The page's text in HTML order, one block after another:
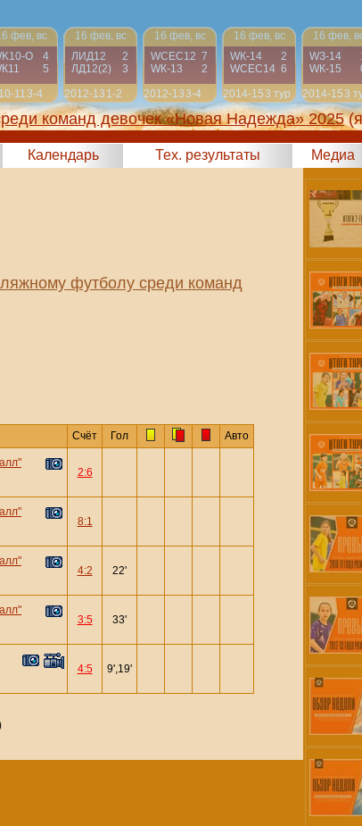
фев, вс
О
4
5
113-4
16 фев, вс
ЛИД12
2
ЛД12(2)
3
2012-13 1-2
16 фев, вс
WСЕС12 7
WК-13
2
2012-133-4
16 фев, вс
WК-14
2
WСЕС14 6
2014-153 тур
16 фев,
WЗ-14
WК-15
2014-153
команд девочек «Новая Надежда» 2025
Календарь Тех. результаты Медиа
футболу среди команд
Счёт Гол Авто
2:6
8:1
4:2 22'
3:5 33'
4:5 9',19'